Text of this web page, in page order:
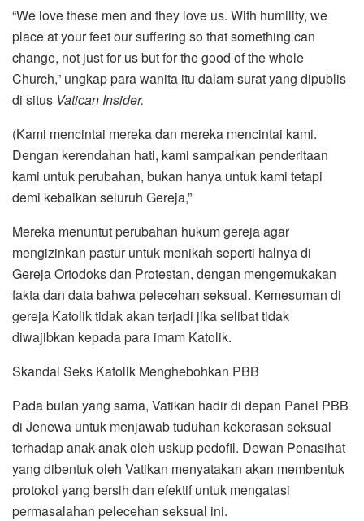
“We love these men and they love us. With humility, we
place at your feet our suffering so that something can
change, not just for us but for the good of the whole
Church,” ungkap para wanita itu dalam surat yang dipublis
di situs Vatican Insider.
(Kami mencintai mereka dan mereka mencintai kami.
Dengan kerendahan hati, kami sampaikan penderitaan
kami untuk perubahan, bukan hanya untuk kami tetapi
demi kebaikan seluruh Gereja,”
Mereka menuntut perubahan hukum gereja agar
mengizinkan pastur untuk menikah seperti halnya di
Gereja Ortodoks dan Protestan, dengan mengemukakan
fakta dan data bahwa pelecehan seksual. Kemesuman di
gereja Katolik tidak akan terjadi jika selibat tidak
diwajibkan kepada para imam Katolik.
Skandal Seks Katolik Menghebohkan PBB
Pada bulan yang sama, Vatikan hadir di depan Panel PBB
di Jenewa untuk menjawab tuduhan kekerasan seksual
terhadap anak-anak oleh uskup pedofil. Dewan Penasihat
yang dibentuk oleh Vatikan menyatakan akan membentuk
protokol yang bersih dan efektif untuk mengatasi
permasalahan pelecehan seksual ini.